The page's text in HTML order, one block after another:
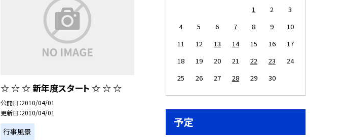
☆ ☆ ☆ 新年度スタート ☆ ☆ ☆
公開日 2010/04/01
更新日 2010/04/01
行事風景
1 2
3
4
5 6 7 8 9
10
11
12 13 14 15 16
17
18
19 20 21 22 23
24
25
26 27 28 29 30
予定